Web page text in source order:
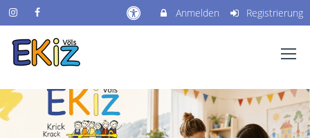
Anmelden Registrierung